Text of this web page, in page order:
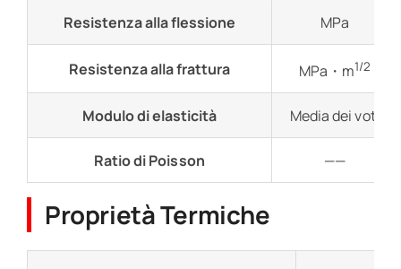
Resistenza alla flessione MPa
Resistenza alla frattura MPa・m1/2
Modulo di elasticità Media dei voti
Ratio di Poisson ——
Proprietà Termiche